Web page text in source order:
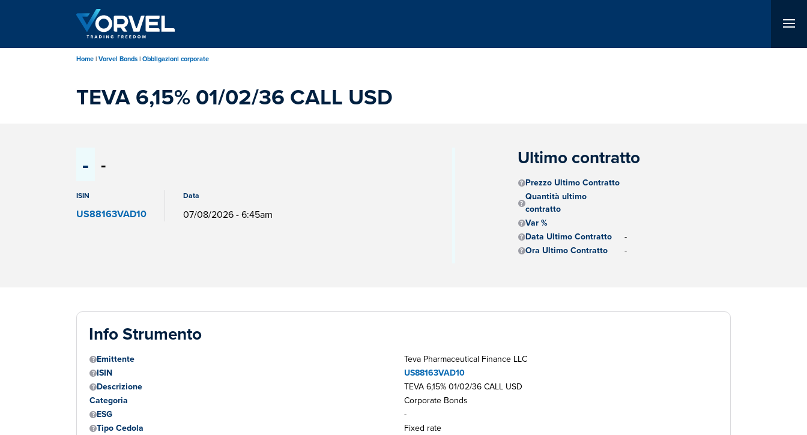
principale
Home Vorvel Bonds Obbligazioni corporate
TEVA 6,15% 01/02/36 CALL USD
- -
ISIN
US88163VAD10
Data
07/08/2026 - 6:45am
Ultimo contratto
Prezzo Ultimo Contratto
Quantità ultimo
contratto
Var %
Data Ultimo Contratto
-
Ora Ultimo Contratto
-
Info Strumento
Emittente
Teva Pharmaceutical Finance LLC
ISIN
US88163VAD10
Descrizione
TEVA 6,15% 01/02/36 CALL USD
Categoria
Corporate Bonds
ESG
-
Tipo Cedola
Fixed rate